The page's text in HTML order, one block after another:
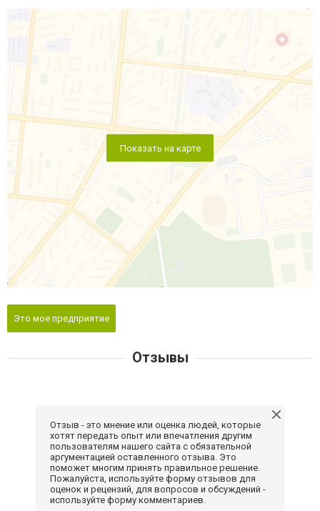
Показать на карте
Это мое предприятие
Отзывы
Отзыв - это мнение или оценка людей, которые
хотят передать опыт или впечатления другим
пользователям нашего сайта с обязательной
аргументацией оставленного отзыва. Это
поможет многим принять правильное решение.
Пожалуйста, используйте форму отзывов для
оценок и рецензий, для вопросов и обсуждений -
используйте форму комментариев.